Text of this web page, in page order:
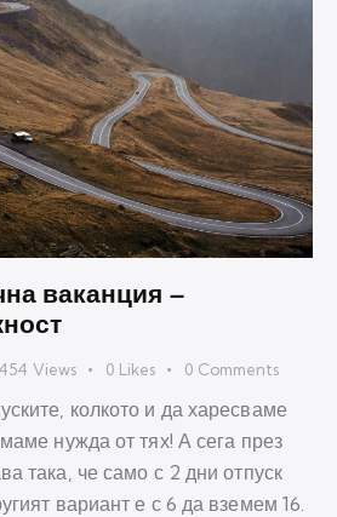
ваканция –
454 Views 0 Likes 0 Comments
колкото и да харесваме
нужда от тях! А сега през
така, че само с 2 дни отпуск
вариант е с 6 да вземем 16.